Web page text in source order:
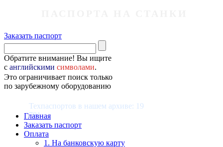
Заказать паспорт
Обратите внимание! Вы ищите
с английскими символами.
Это ограничивает поиск только
по зарубежному оборудованию
Техпаспортов в нашем архиве: 19
781
Главная
Заказать паспорт
Оплата
1. На банковскую карту